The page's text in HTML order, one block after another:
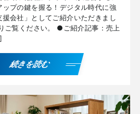
プの鍵を握る！デジタル時代に強
会社」としてご紹介いただきまし
ご覧ください。 ●ご紹介記事：売上
続きを読む